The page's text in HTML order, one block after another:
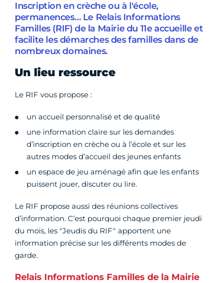
Inscription en crèche ou à l'école,
permanences… Le Relais Informations
Familles (RIF) de la Mairie du 11e accueille et
facilite les démarches des familles dans de
nombreux domaines.
Un lieu ressource
Le RIF vous propose :
un accueil personnalisé et de qualité
une information claire sur les demandes
d’inscription en crèche ou à l’école et sur les
autres modes d’accueil des jeunes enfants
un espace de jeu aménagé afin que les enfants
puissent jouer, discuter ou lire.
Le RIF propose aussi des réunions collectives
d’information. C’est pourquoi chaque premier jeudi
du mois, les "Jeudis du RIF" apportent une
information précise sur les différents modes de
garde.
Relais Informations Familles de la Mairie